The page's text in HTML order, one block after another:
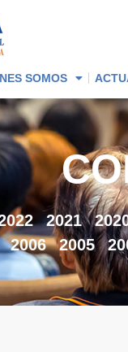
SOMOS
2021
2006 2005